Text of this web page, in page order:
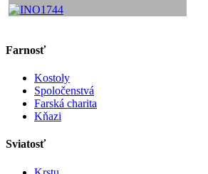
Farnosť
Kostoly
Spoločenstvá
Farská charita
Kňazi
Sviatosť